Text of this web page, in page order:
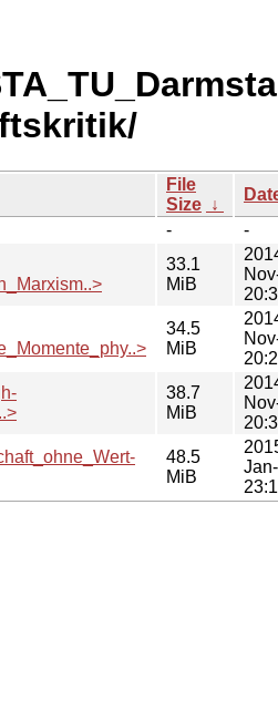
File
Size ↓
-
-
33.1
MiB
34.5
MiB
38.7
MiB
48.5
MiB